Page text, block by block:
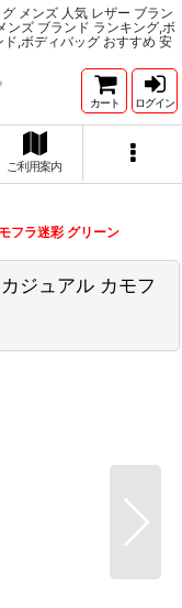
メンズ 人気 レザー ブラン
ンズ ブランド ランキング,ボ
,ボディバッグ おすすめ 安
カート ログイン
ご利用案内
フラ迷彩 グリーン
ジュアル カモフ